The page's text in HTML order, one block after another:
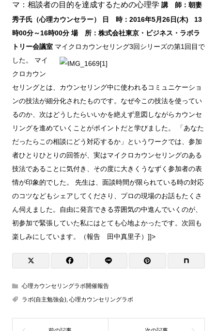
マ：相談者の目的を達成するための心理学 講 師：朝妻
秀子氏（心理カウンセラー）
日 時：2016年5月26日(木) 13
時00分～16時00分 場 所：株式会社東京・ビジネス・ラボラ
トリー会議室 マイクロカウンセリング3回シリーズの第1回目で
した。
マイ
クロカウン
セリングとは、カウンセリング中に使われるコミュニケーショ
ンの技法が細分化されたものです。なぜ今この技法を使ってい
るのか、次はどうしたらいいかを絶えず意図しながらカウンセ
リングを進めていくことがポイントだと学びました。 「あなた
だったらこの相談にどう対応するか」というワークでは、参加
者ひとりひとりの回答が、実はマイクロカウンセリングのある
技法であることに気付き、その度に大きくうなずく参加者の表
情が印象的でした。 先生は、面談時間が限られている時の対応
のコツなどもシェアしてくださり、プロの現場のお話もたくさ
ん伺えました。自由に発言できる雰囲気の中進んでいくのが、
初参加で緊張していた私にはとても心地よかったです。次回も
楽しみにしています。（報告 田中真里子）]]>
心理カウンセリングラボ開催報告
ラボ(自主勉強会), 心理カウンセリングラボ